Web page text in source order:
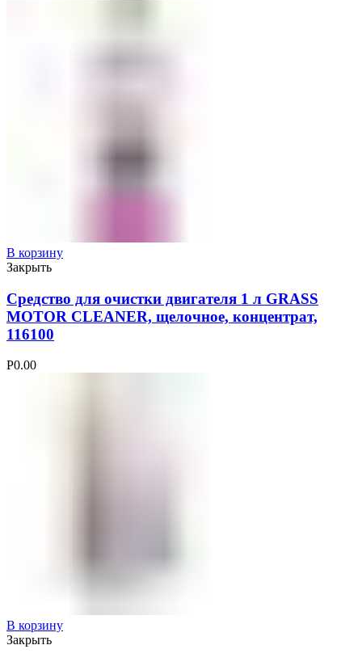
В корзину
Закрыть
Средство для очистки двигателя 1 л GRASS
MOTOR CLEANER, щелочное, концентрат,
116100
Р0.00
В корзину
Закрыть